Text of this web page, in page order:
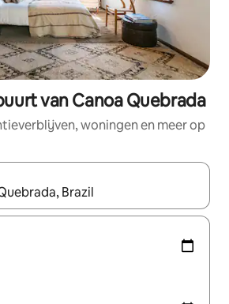
van Canoa Quebrada
woningen en meer op
beschikbaar zijn, maak je een keuze